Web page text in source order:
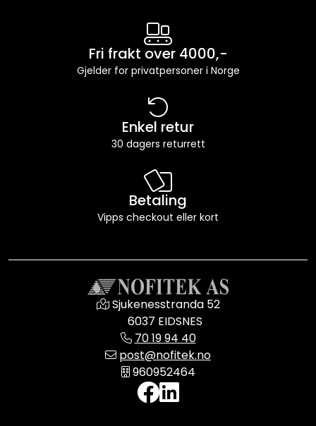
Fri frakt over 4000,-
Gjelder for privatpersoner i Norge
Enkel retur
30 dagers returrett
Betaling
Vipps checkout eller kort
Sjukenesstranda 52
6037 EIDSNES
70 19 94 40
post@nofitek.no
960952464